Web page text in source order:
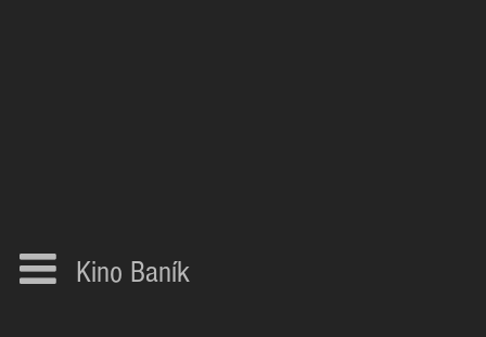
Kino Baník